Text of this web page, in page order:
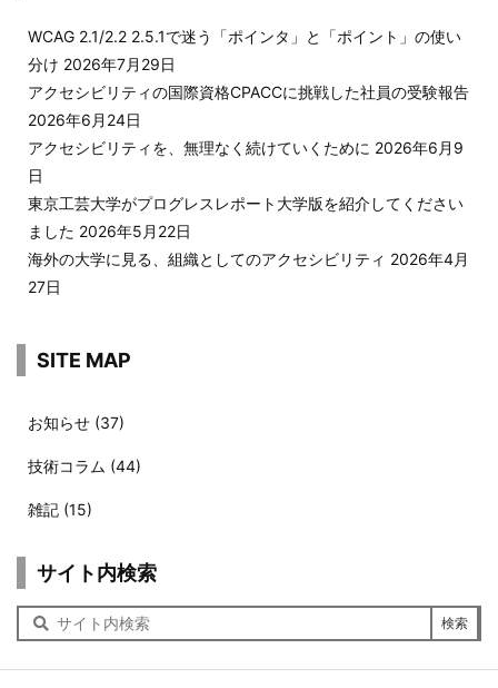
WCAG 2.1/2.2 2.5.1で迷う「ポインタ」と「ポイント」の使い
分け 2026年7月29日
アクセシビリティの国際資格CPACCに挑戦した社員の受験報告
2026年6月24日
アクセシビリティを、無理なく続けていくために 2026年6月9
日
東京工芸大学がプログレスレポート大学版を紹介してください
ました 2026年5月22日
海外の大学に見る、組織としてのアクセシビリティ 2026年4月
27日
SITE MAP
お知らせ (37)
技術コラム (44)
雑記 (15)
サイト内検索
サ
イ